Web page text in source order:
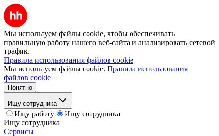
Мы используем файлы cookie, чтобы обеспечивать
правильную работу нашего веб-сайта и анализировать сетевой
трафик.
Правила использования файлов cookie
Мы используем файлы cookie. Правила использования
файлов cookie
Понятно
Ищу сотрудника
Ищу работу
Ищу сотрудника
Ищу сотрудника
Сервисы